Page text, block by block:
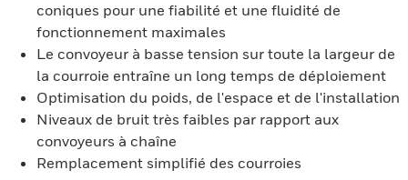
coniques pour une fiabilité et une fluidité de
fonctionnement maximales
Le convoyeur à basse tension sur toute la largeur de
la courroie entraîne un long temps de déploiement
Optimisation du poids, de l'espace et de l'installation
Niveaux de bruit très faibles par rapport aux
convoyeurs à chaîne
Remplacement simplifié des courroies